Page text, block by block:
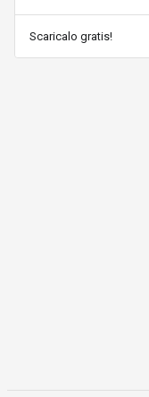
Scaricalo gratis!